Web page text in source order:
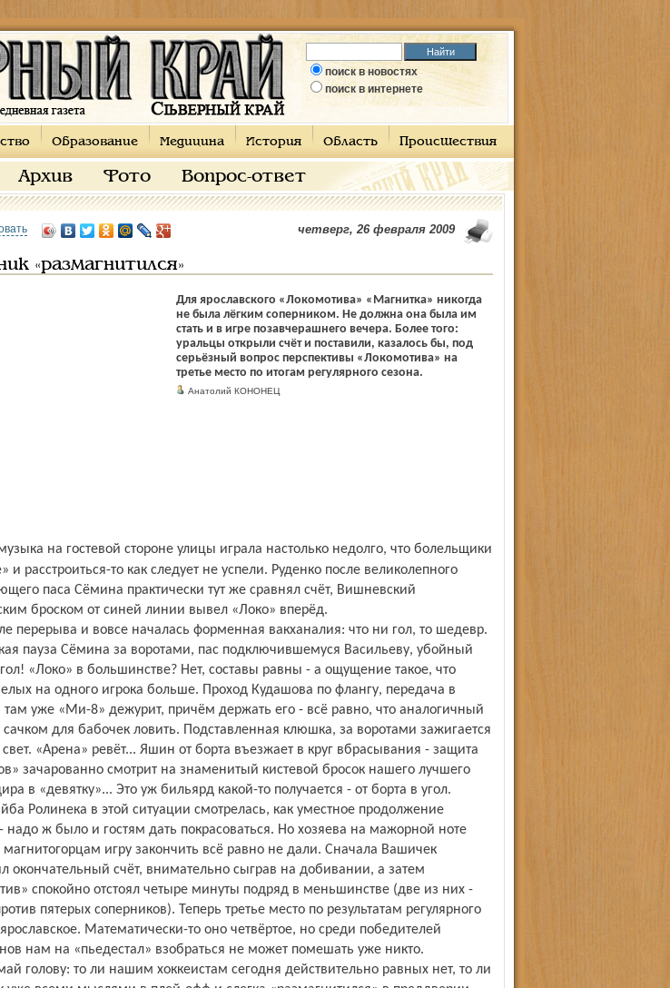
поиск в новостях
поиск в интернете
Образование Медицина История Область Происшествия
Архив Фото Вопрос-ответ
четверг, 26 февраля 2009
«размагнитился»
Для ярославского «Локомотива» «Магнитка» никогда
не была лёгким соперником. Не должна она была им
стать и в игре позавчерашнего вечера. Более того:
уральцы открыли счёт и поставили, казалось бы, под
серьёзный вопрос перспективы «Локомотива» на
третье место по итогам регулярного сезона.
Анатолий КОНОНЕЦ
и расстроиться-то как следует не успели. Руденко после великолепного
паса Сёмина практически тут же сравнял счёт, Вишневский
броском от синей линии вывел «Локо» вперёд.
перерыва и вовсе началась форменная вакханалия: что ни гол, то шедевр.
пауза Сёмина за воротами, пас подключившемуся Васильеву, убойный
«Локо» в большинстве? Нет, составы равны - а ощущение такое, что
на одного игрока больше. Проход Кудашова по флангу, передача в
там уже «Ми-8» дежурит, причём держать его - всё равно, что аналогичный
сачком для бабочек ловить. Подставленная клюшка, за воротами зажигается
«Арена» ревёт... Яшин от борта въезжает в круг вбрасывания - защита
зачарованно смотрит на знаменитый кистевой бросок нашего лучшего
в «девятку»... Это уж бильярд какой-то получается - от борта в угол.
Ролинека в этой ситуации смотрелась, как умест­ное продолжение
надо ж было и гостям дать покрасоваться. Но хозяева на мажорной ноте
игру закончить всё равно не дали. Сначала Вашичек
окончательный счёт, внимательно сыграв на добивании, а затем
спокойно отстоял четыре минуты подряд в меньшинстве (две из них -
пятерых соперников). Теперь третье место по результатам регулярного
Математически-то оно четвёртое, но среди победителей
нам на «пьедестал» взобраться не может помешать уже никто.
голову: то ли нашим хоккеистам сегодня дей­ствительно равных нет, то ли